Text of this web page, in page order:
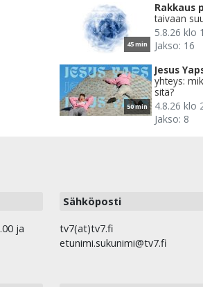
45 min
Rakkaus
taivaan
5.8.26 klo
Jakso: 16
50 min
Jesus
yhteys:
sitä?
4.8.26 klo
Jakso: 8
ja
Sähköposti
tv7(at)tv7.fi
etunimi.sukunimi@tv7.fi